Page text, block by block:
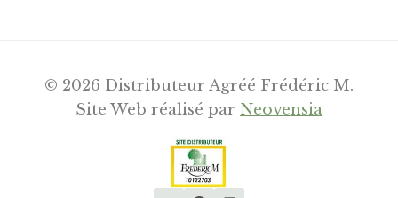
© 2026 Distributeur Agréé Frédéric M.
Site Web réalisé par Neovensia